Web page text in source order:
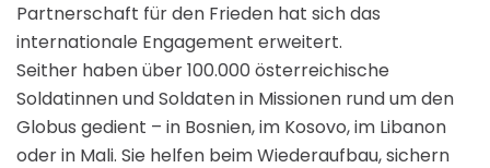
Partnerschaft für den Frieden hat sich das
internationale Engagement erweitert.
Seither haben über 100.000 österreichische
Soldatinnen und Soldaten in Missionen rund um den
Globus gedient – in Bosnien, im Kosovo, im Libanon
oder in Mali. Sie helfen beim Wiederaufbau, sichern